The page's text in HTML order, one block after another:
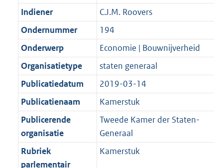
Indiener
C.J.M. Roovers
Ondernummer
194
Onderwerp
Economie | Bouwnijverheid
Organisatietype
staten generaal
Publicatiedatum
2019-03-14
Publicatienaam
Kamerstuk
Publicerende
organisatie
Tweede Kamer der Staten-
Generaal
Rubriek
parlementair
Kamerstuk